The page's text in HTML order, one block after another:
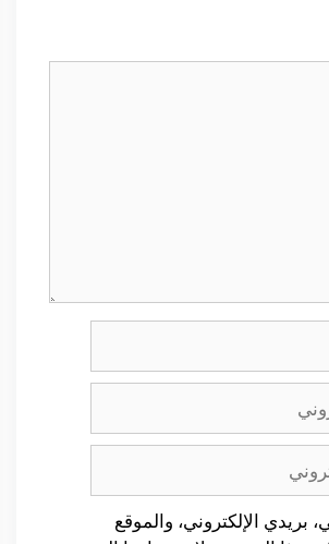
الإلكتروني، والموقع